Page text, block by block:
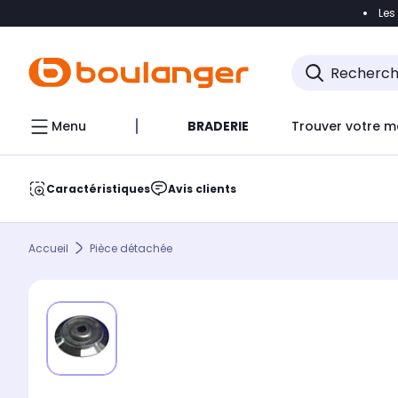
Accéder
Menu BRADERIE Trouver votre
Caractéristiques Avis clients
Accueil Pièce détachée